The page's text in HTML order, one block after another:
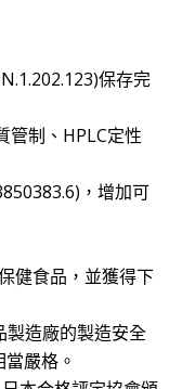
保存完
管制、 HPLC定性
， 增加可
健食品，並獲得下
製造廠的製造安全
嚴格。